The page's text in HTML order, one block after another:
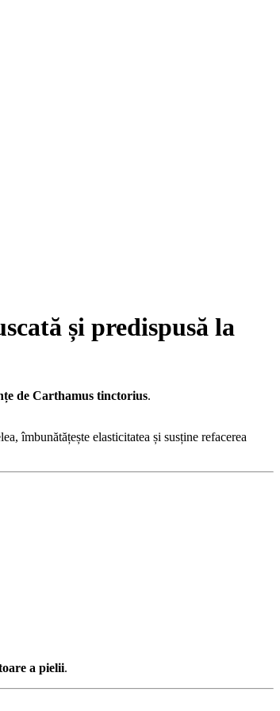
și predispusă la
de Carthamus tinctorius.
îmbunătățește elasticitatea și susține refacerea
a pielii.